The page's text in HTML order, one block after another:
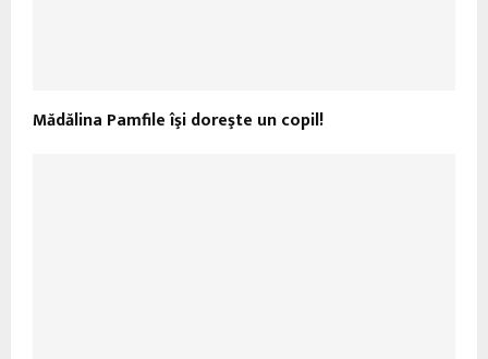
Mădălina Pamfile îşi doreşte un copil!